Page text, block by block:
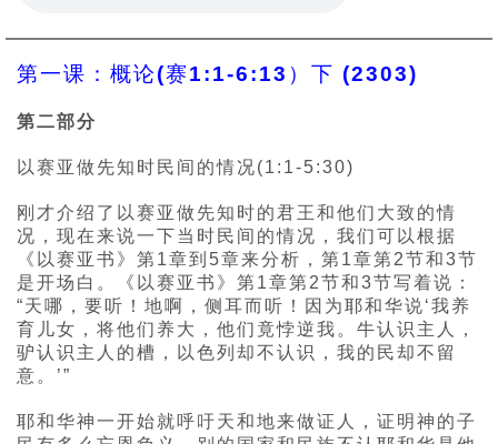
第一课：概论(赛1:1-6:13）下 (2303)
第二部分
以赛亚做先知时民间的情况(1:1-5:30)
刚才介绍了以赛亚做先知时的君王和他们大致的情
况，现在来说一下当时民间的情况，我们可以根据
《以赛亚书》第1章到5章来分析，第1章第2节和3节
是开场白。《以赛亚书》第1章第2节和3节写着说：
“天哪，要听！地啊，侧耳而听！因为耶和华说‘我养
育儿女，将他们养大，他们竟悖逆我。牛认识主人，
驴认识主人的槽，以色列却不认识，我的民却不留
意。’”
耶和华神一开始就呼吁天和地来做证人，证明神的子